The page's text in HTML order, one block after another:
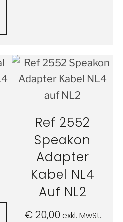
Ref 2552
Speakon
Adapter
Kabel NL4
Auf NL2
€20,00 exkl. MwSt.